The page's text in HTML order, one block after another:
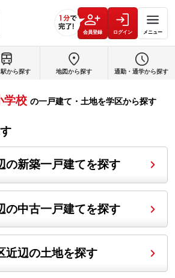
会員登録 ログイン メニュー
から探す 地図から探す 通勤・通学から探す
学校 の一戸建て・土地を学区から探す
の新築一戸建てを探す
の中古一戸建てを探す
近辺の土地を探す